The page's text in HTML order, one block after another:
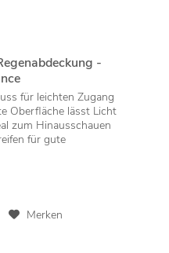
-
für leichten Zugang
Oberfläche lässt Licht
zum Hinausschauen
für gute
Merken